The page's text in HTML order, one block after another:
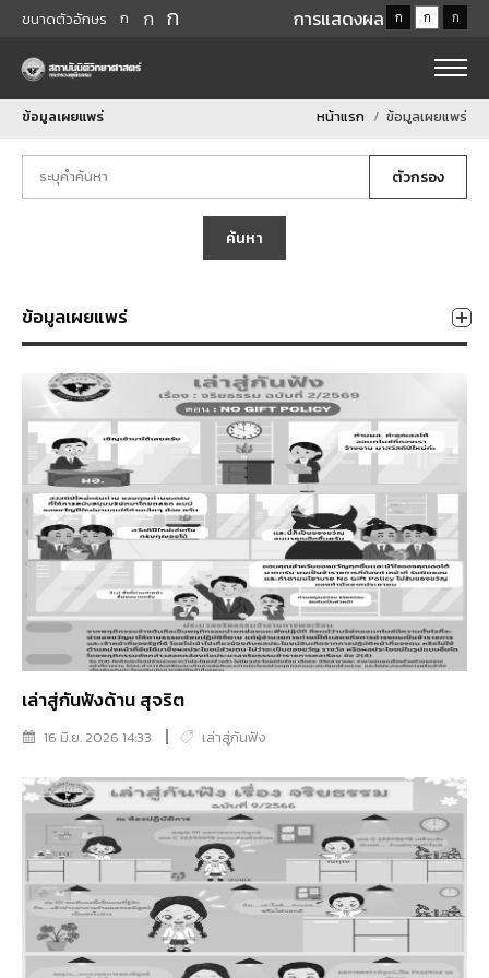
ขนาดตัวอักษร ก ก ก การแสดงผล ก ก ก
ข้อมูลเผยแพร่ หน้าแรก ข้อมูลเผยแพร่
ตัวกรอง
ค้นหา
ข้อมูลเผยแพร่
เล่าสู่กันฟังด้าน สุจริต
16 มิ.ย. 2026 14:33 เล่าสู่กันฟัง